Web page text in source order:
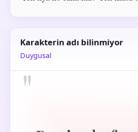
Karakterin adı bilinmiyor
Duygusal